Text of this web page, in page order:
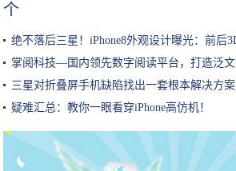
个
绝不落后三星！iPhone8外观设计曝光：前后
掌阅科技—国内领先数字阅读平台，打造泛
三星对折叠屏手机缺陷找出一套根本解决方案
疑难汇总：教你一眼看穿iPhone高仿机！